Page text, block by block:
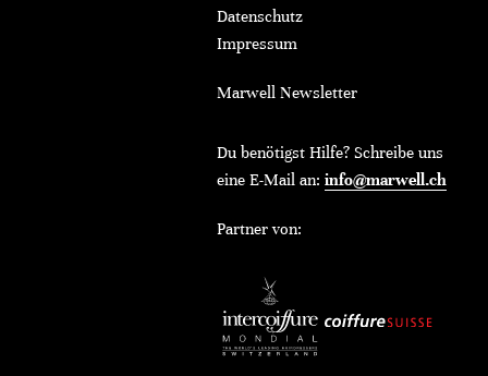
Datenschutz
Impressum
Marwell Newsletter
Du benötigst Hilfe? Schreibe uns
eine E-Mail an: info@marwell.ch
Partner von: